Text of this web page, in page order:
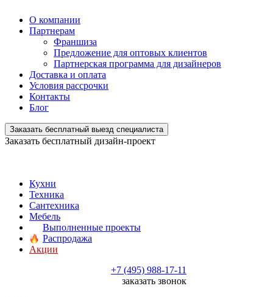
О компании
Партнерам
Франшиза
Предложение для оптовых клиентов
Партнерская программа для дизайнеров
Доставка и оплата
Условия рассрочки
Контакты
Блог
Заказать бесплатный выезд специалиста
Заказать бесплатный дизайн-проект
Кухни
Техника
Сантехника
Мебель
Выполненные проекты
Распродажа
Акции
+7 (495) 988-17-11
заказать звонок